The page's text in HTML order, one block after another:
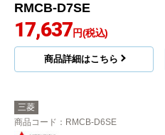
RMCB-D7SE
17,637円(税込)
商品詳細はこちら
三菱
商品コード ：RMCB-D6SE